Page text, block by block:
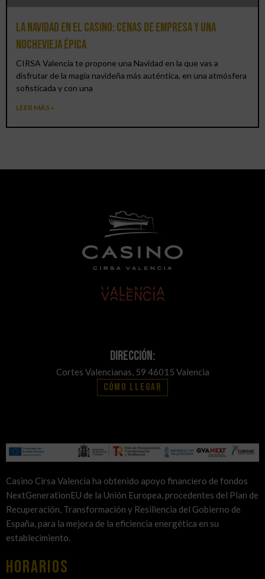
La Navidad en el Casino: cenas de empresa y una
Nochevieja épica
CIRSA Valencia te propone una Navidad en la que vas a
disfrutar de la magia navideña más auténtica, en una atmósfera
sofisticada y con una
LEER MÁS »
Dirección:
Cortes Valencianas, 59 46015 Valencia
Cómo llegar
Casino Cirsa Valencia ha obtenido apoyo financiero de fondos
NextGenerationEU de la Unión Europea, procedentes del Plan de
Recuperación, Transformación y Resiliencia del Gobierno de
España, para la mejora de la eficiencia energética en su
establecimiento.
HORARIOS